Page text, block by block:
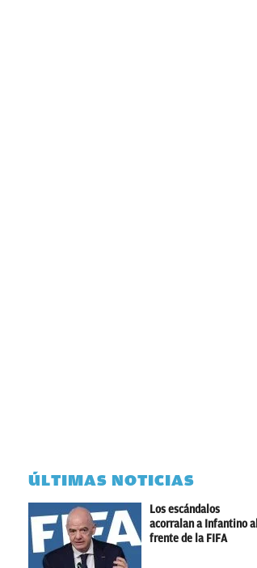
ÚLTIMAS NOTICIAS
Los escándalos
acorralan a Infantino al
frente de la FIFA